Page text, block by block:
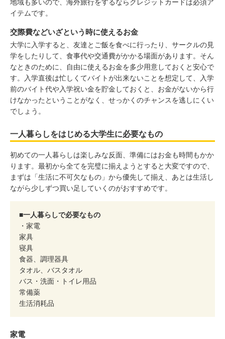
地域も多いので、海外旅行をするならクレジットカードは必須ア
イテムです。
交際費などいざという時に使えるお金
大学に入学すると、友達とご飯を食べに行ったり、サークルの見
学をしたりして、食事代や交通費がかかる場面があります。そん
なときのために、自由に使えるお金を多少用意しておくと安心で
す。入学直後は忙しくてバイトが出来ないことを想定して、入学
前のバイト代や入学祝い金を貯金しておくと、お金がないから行
けなかったということがなく、せっかくのチャンスを逃しにくい
でしょう。
一人暮らしをはじめる大学生に必要なもの
初めての一人暮らしは楽しみな反面、準備にはお金も時間もかか
ります。最初から全てを完璧に揃えようとすると大変ですので、
まずは「生活に不可欠なもの」から優先して揃え、あとは生活し
ながら少しずつ買い足していくのがおすすめです。
■一人暮らしで必要なもの
・家電
家具
寝具
食器、調理器具
タオル、バスタオル
バス・洗面・トイレ用品
常備薬
生活消耗品
家電